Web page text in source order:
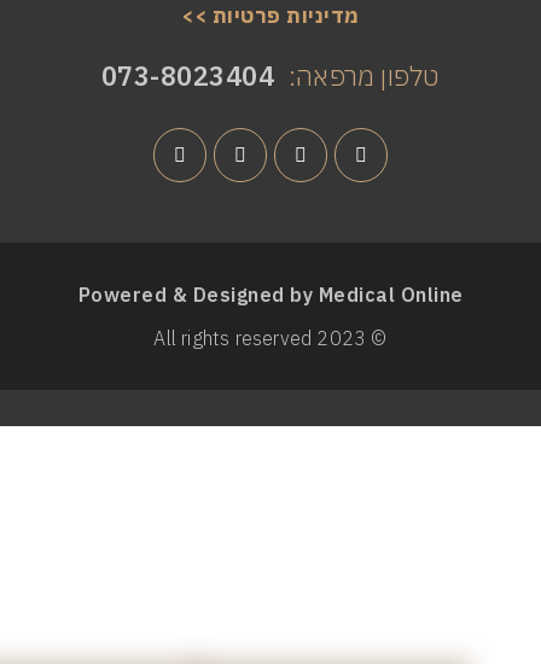
מדיניות פרטיות >>
טלפון מרפאה: 073-8023404
Powered & Designed by Medical Online